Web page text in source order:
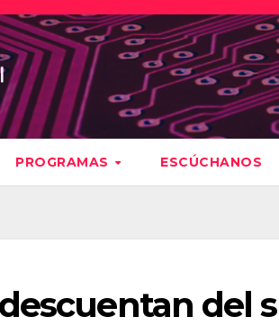
PROGRAMAS ESCÚCHANOS
del